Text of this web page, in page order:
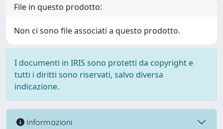
File in questo prodotto:
Non ci sono file associati a questo prodotto.
I documenti in IRIS sono protetti da copyright e
tutti i diritti sono riservati, salvo diversa
indicazione.
Informazioni